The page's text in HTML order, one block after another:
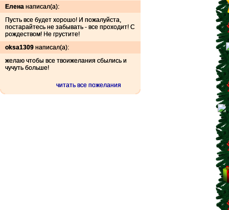
Елена написал(а):
Пусть все будет хорошо! И пожалуйста,
постарайтесь не забывать - все проходит! С
рождеством! Не грустите!
oksa1309 написал(а):
желаю чтобы все твоижелания сбылись и
чучуть больше!
читать все пожелания